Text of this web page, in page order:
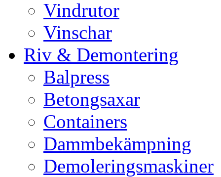
Vindrutor
Vinschar
Riv & Demontering
Balpress
Betongsaxar
Containers
Dammbekämpning
Demoleringsmaskiner